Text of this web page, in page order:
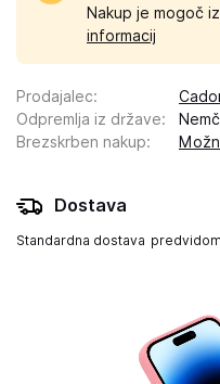
Nakup je mogoč
informacij
Prodajalec:
Odpremlja iz države:
Brezskrben nakup:
Dostava
Standardna dostava